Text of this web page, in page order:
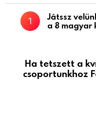
Játssz
a 8 magyar
Ha tetszett a
csoportunkhoz